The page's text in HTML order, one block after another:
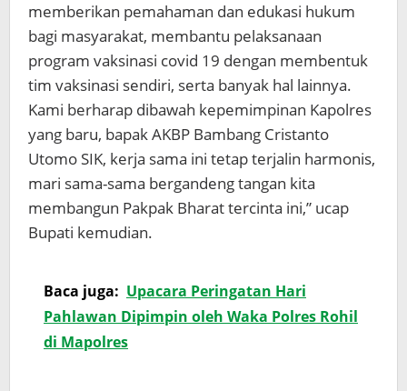
memberikan pemahaman dan edukasi hukum
bagi masyarakat, membantu pelaksanaan
program vaksinasi covid 19 dengan membentuk
tim vaksinasi sendiri, serta banyak hal lainnya.
Kami berharap dibawah kepemimpinan Kapolres
yang baru, bapak AKBP Bambang Cristanto
Utomo SIK, kerja sama ini tetap terjalin harmonis,
mari sama-sama bergandeng tangan kita
membangun Pakpak Bharat tercinta ini,” ucap
Bupati kemudian.
Baca juga: Upacara Peringatan Hari
Pahlawan Dipimpin oleh Waka Polres Rohil
di Mapolres